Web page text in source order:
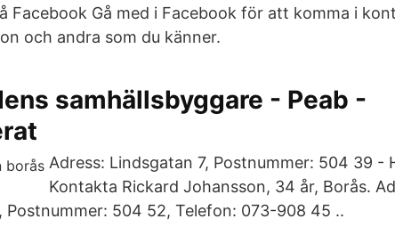
Facebook Gå med i Facebook för att komma i
och andra som du känner.
samhällsbyggare - Peab -
Adress: Lindsgatan 7, Postnummer: 504 39 -
Kontakta Rickard Johansson, 34 år, Borås.
Postnummer: 504 52, Telefon: 073-908 45 ..